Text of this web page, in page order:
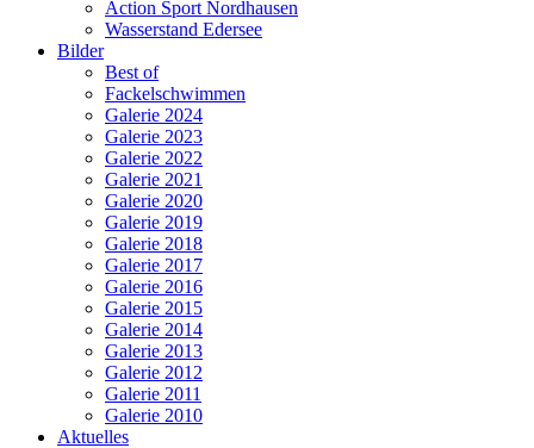
Action Sport Nordhausen
Wasserstand Edersee
Bilder
Best of
Fackelschwimmen
Galerie 2024
Galerie 2023
Galerie 2022
Galerie 2021
Galerie 2020
Galerie 2019
Galerie 2018
Galerie 2017
Galerie 2016
Galerie 2015
Galerie 2014
Galerie 2013
Galerie 2012
Galerie 2011
Galerie 2010
Aktuelles